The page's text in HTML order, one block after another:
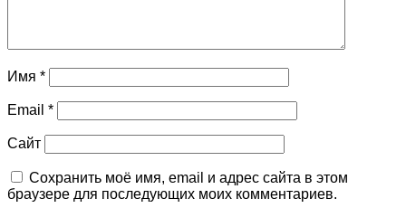
Имя *
Email *
Сайт
Сохранить моё имя, email и адрес сайта в этом
браузере для последующих моих комментариев.